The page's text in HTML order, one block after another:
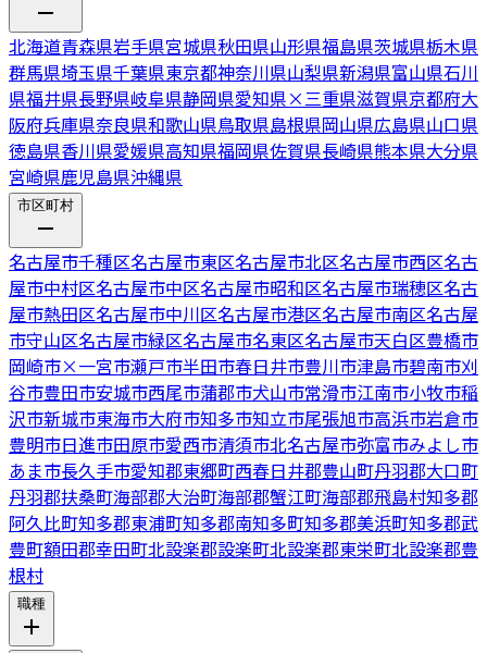
北海道青森県岩手県宮城県秋田県山形県福島県茨城県栃木県
群馬県埼玉県千葉県東京都神奈川県山梨県新潟県富山県石川
県福井県長野県岐阜県静岡県愛知県×三重県滋賀県京都府大
阪府兵庫県奈良県和歌山県鳥取県島根県岡山県広島県山口県
徳島県香川県愛媛県高知県福岡県佐賀県長崎県熊本県大分県
宮崎県鹿児島県沖縄県
市区町村
名古屋市千種区名古屋市東区名古屋市北区名古屋市西区名古
屋市中村区名古屋市中区名古屋市昭和区名古屋市瑞穂区名古
屋市熱田区名古屋市中川区名古屋市港区名古屋市南区名古屋
市守山区名古屋市緑区名古屋市名東区名古屋市天白区豊橋市
岡崎市×一宮市瀬戸市半田市春日井市豊川市津島市碧南市刈
谷市豊田市安城市西尾市蒲郡市犬山市常滑市江南市小牧市稲
沢市新城市東海市大府市知多市知立市尾張旭市高浜市岩倉市
豊明市日進市田原市愛西市清須市北名古屋市弥富市みよし市
あま市長久手市愛知郡東郷町西春日井郡豊山町丹羽郡大口町
丹羽郡扶桑町海部郡大治町海部郡蟹江町海部郡飛島村知多郡
阿久比町知多郡東浦町知多郡南知多町知多郡美浜町知多郡武
豊町額田郡幸田町北設楽郡設楽町北設楽郡東栄町北設楽郡豊
根村
職種